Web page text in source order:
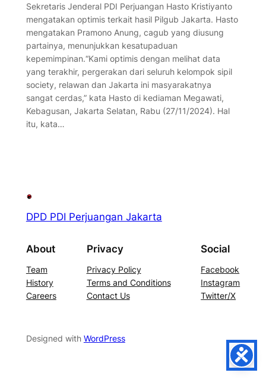
Sekretaris Jenderal PDI Perjuangan Hasto Kristiyanto
mengatakan optimis terkait hasil Pilgub Jakarta. Hasto
mengatakan Pramono Anung, cagub yang diusung
partainya, menunjukkan kesatupaduan
kepemimpinan.“Kami optimis dengan melihat data
yang terakhir, pergerakan dari seluruh kelompok sipil
society, relawan dan Jakarta ini masyarakatnya
sangat cerdas,” kata Hasto di kediaman Megawati,
Kebagusan, Jakarta Selatan, Rabu (27/11/2024). Hal
itu, kata…
DPD PDI Perjuangan Jakarta
About
Team
History
Careers
Privacy
Privacy Policy
Terms and Conditions
Contact Us
Social
Facebook
Instagram
Twitter/X
Designed with WordPress